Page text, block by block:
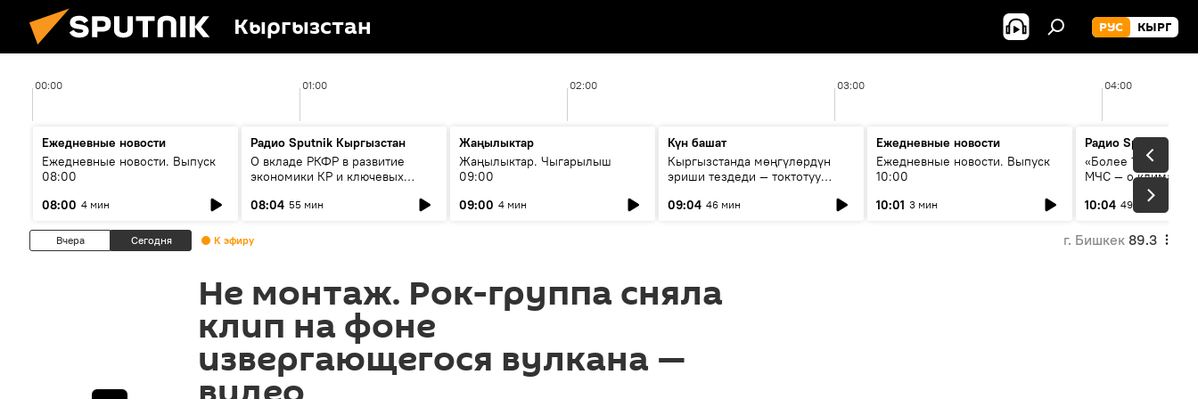
Кыргызстан РУС КЫРГ
00:00 01:00 02:00 03:00 04:00
Ежедневные новости
Ежедневные новости. Выпуск
08:00
08:00 4 мин
Радио Sputnik Кыргызстан
О вкладе РКФР в развитие
экономики КР и ключевых
08:04 55 мин
Жаңылыктар
Жаңылыктар. Чыгарылыш
09:00
09:00 4 мин
Күн башат
Кыргызстанда мөңгүлөрдүн
эриши тездеди — токтотуу
09:04 46 мин
Ежедневные новости
Ежедневные новости. Выпуск
10:00
10:01 3 мин
Радио Sputnik
«Более 1200 сёл в
МЧС — о климате,
системе
населения
10:04 49 мин
Вчера Сегодня К эфиру г. Бишкек 89.3
Не монтаж. Рок-группа сняла
клип на фоне
извергающегося вулкана —